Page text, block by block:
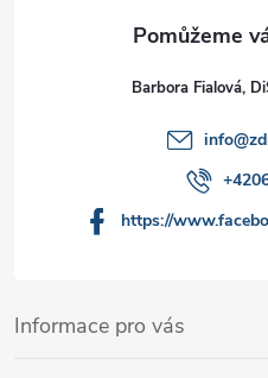
Informace pro vás
Barbora Fialová,
info@
https://